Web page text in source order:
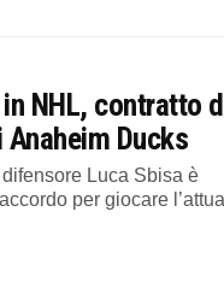
NHL, contratto
Ducks
Luca Sbisa è
per giocare